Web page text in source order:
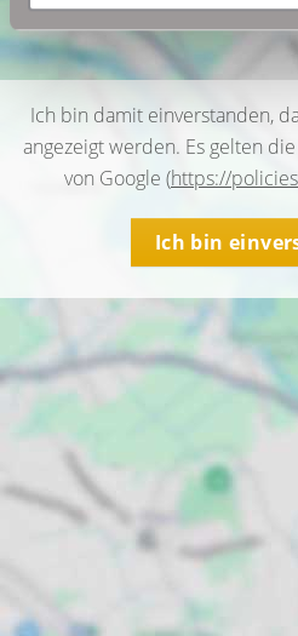
Ich bin damit einverstanden,
angezeigt werden. Es gelten
von Google (https://
Ich bin